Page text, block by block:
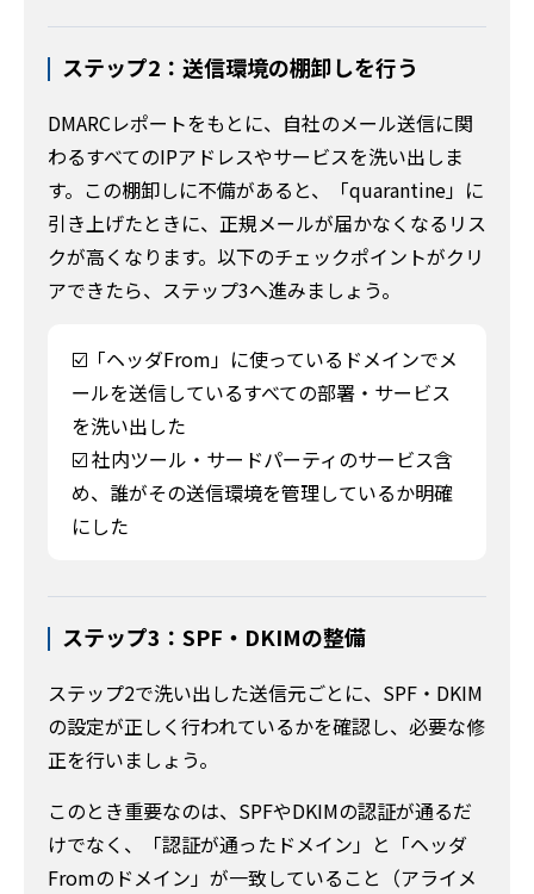
ステップ2：送信環境の棚卸しを行う
DMARCレポートをもとに、自社のメール送信に関
わるすべてのIPアドレスやサービスを洗い出しま
す。この棚卸しに不備があると、「quarantine」に
引き上げたときに、正規メールが届かなくなるリス
クが高くなります。以下のチェックポイントがクリ
アできたら、ステップ3へ進みましょう。
☑️「ヘッダFrom」に使っているドメインでメ
ールを送信しているすべての部署・サービス
を洗い出した
☑️ 社内ツール・サードパーティのサービス含
め、誰がその送信環境を管理しているか明確
にした
ステップ3：SPF・DKIMの整備
ステップ2で洗い出した送信元ごとに、SPF・DKIM
の設定が正しく行われているかを確認し、必要な修
正を行いましょう。
このとき重要なのは、SPFやDKIMの認証が通るだ
けでなく、「認証が通ったドメイン」と「ヘッダ
Fromのドメイン」が一致していること（アライメ